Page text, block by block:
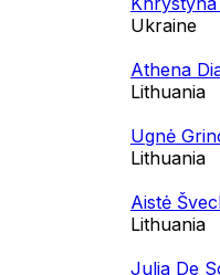
Ukraine
Athena
Lithuania
Ugnė
Lithuania
Aistė
Lithuania
Julia De